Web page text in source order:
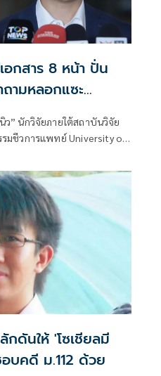
อกสาร 8 หน้า ปั่น
ามหลอกแซะ
” นักวิจัยภายใต้สถาบันวิจัย
มชีวการแพทย์ University of
รในพระองค์ ว่า
ดันให้ 'โซเชียลมี
บคดี ม.112 ด้วย